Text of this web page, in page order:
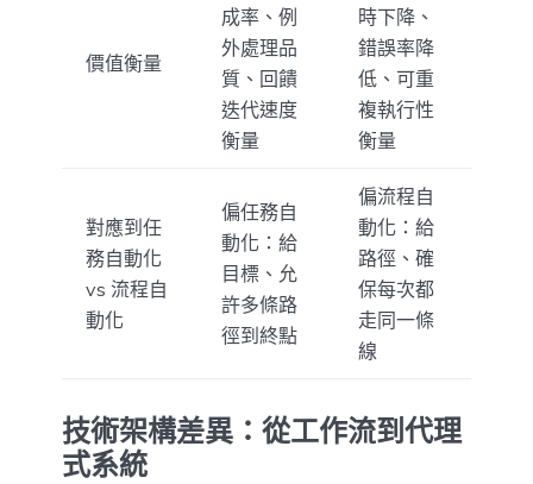
價值衡量
成率、例
外處理品
質、回饋
迭代速度
衡量
時下降、
錯誤率降
低、可重
複執行性
衡量
對應到任
務自動化
vs 流程自
動化
偏任務自
動化：給
目標、允
許多條路
徑到終點
偏流程自
動化：給
路徑、確
保每次都
走同一條
線
技術架構差異：從工作流到代理
式系統